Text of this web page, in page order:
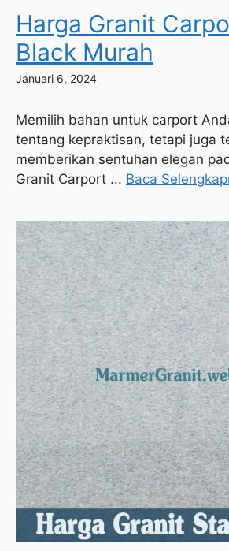
Harga Granit
Black Murah
Januari 6, 2024
Memilih bahan untuk carport
tentang kepraktisan, tetapi juga
memberikan sentuhan elegan
Granit Carport ... Baca